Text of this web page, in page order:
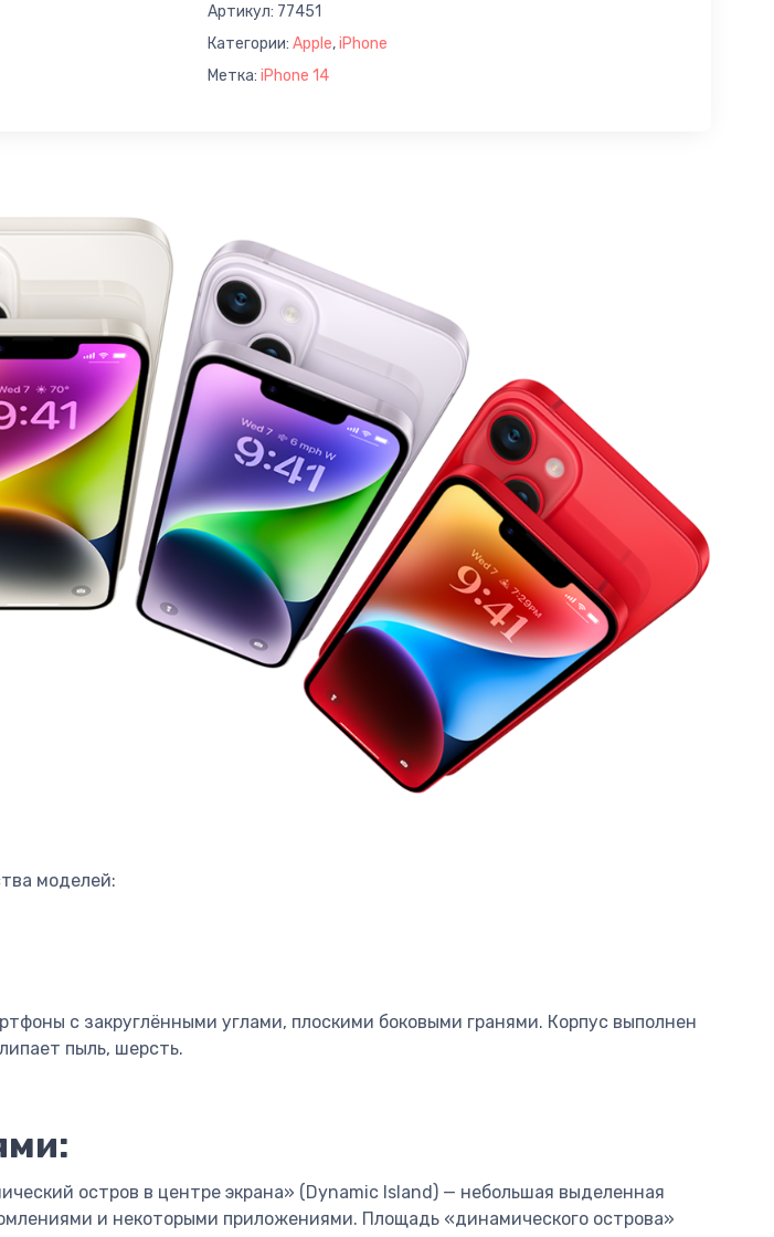
Артикул: 77451
Категории: Apple,iPhone
Метка: iPhone 14
моделей:
с закруглёнными углами, плоскими боковыми гранями. Корпус выполнен
пыль, шерсть.
остров в центре экрана» (Dynamic Island) — небольшая выделенная
и некоторыми приложениями. Площадь «динамического острова»